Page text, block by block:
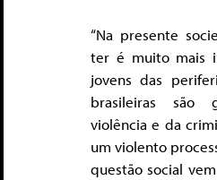
“Na presente
ter é muito mais
jovens das
brasileiras são
violência e da
um violento
questão social